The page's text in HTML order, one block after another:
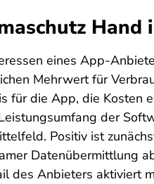
Hand
eines App-
Mehrwert für
für die App, die
der
Positiv ist
Datenübermittlung
des Anbieters aktiviert